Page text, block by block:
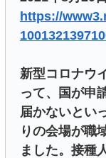
https://
新型コロナウ
って、国が申
届かないとい
りの会場が職
ました。接種